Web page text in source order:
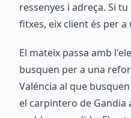
ressenyes i adreça. Si
fitxes, eix client és per a
El mateix passa amb
busquen per a una
Valéncia al que
el carpintero de Gandia